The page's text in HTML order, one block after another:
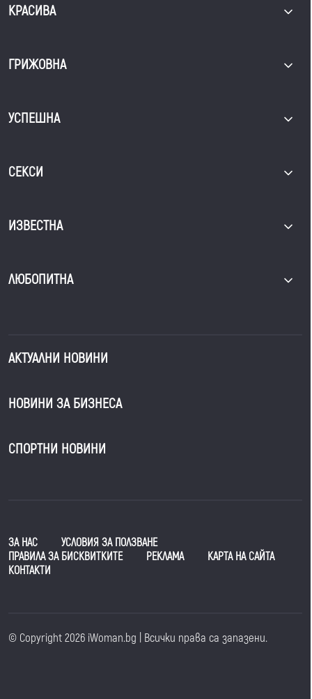
КРАСИВА
ГРИЖОВНА
УСПЕШНА
СЕКСИ
ИЗВЕСТНА
ЛЮБОПИТНА
АКТУАЛНИ НОВИНИ
НОВИНИ ЗА БИЗНЕСА
СПОРТНИ НОВИНИ
ЗА НАС
УСЛОВИЯ ЗА ПОЛЗВАНЕ
ПРАВИЛА ЗА БИСКВИТКИТЕ
РЕКЛАМА
КАРТА НА САЙТА
КОНТАКТИ
© Copyright 2026 iWoman.bg | Всички права са запазени.